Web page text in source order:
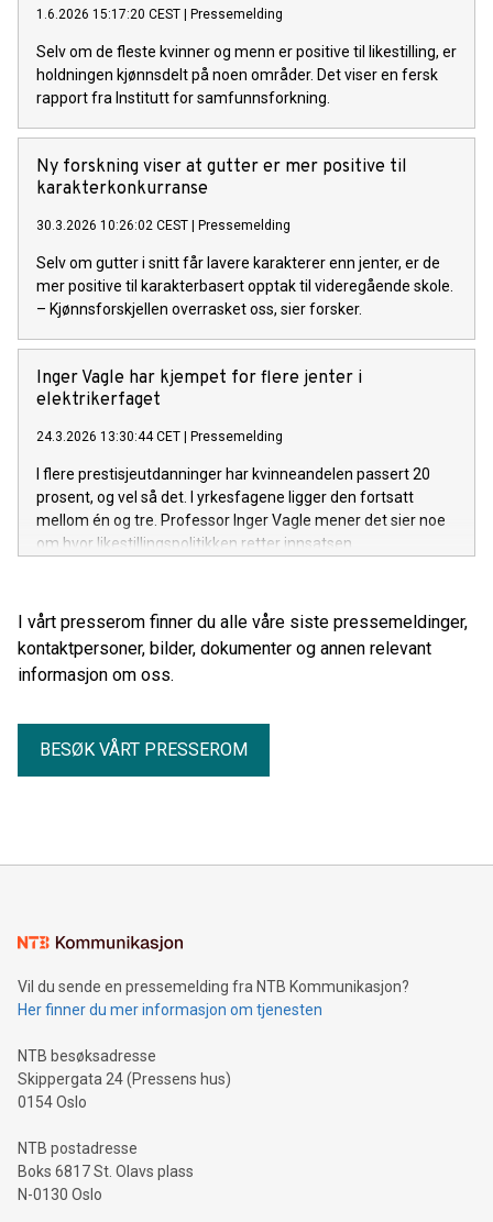
1.6.2026 15:17:20 CEST | Pressemelding
Selv om de fleste kvinner og menn er positive til likestilling, er
holdningen kjønnsdelt på noen områder. Det viser en fersk
rapport fra Institutt for samfunnsforkning.
Ny forskning viser at gutter er mer positive til
karakterkonkurranse
30.3.2026 10:26:02 CEST | Pressemelding
Selv om gutter i snitt får lavere karakterer enn jenter, er de
mer positive til karakterbasert opptak til videregående skole.
– Kjønnsforskjellen overrasket oss, sier forsker.
Inger Vagle har kjempet for flere jenter i
elektrikerfaget
24.3.2026 13:30:44 CET | Pressemelding
I flere prestisjeutdanninger har kvinneandelen passert 20
prosent, og vel så det. I yrkesfagene ligger den fortsatt
mellom én og tre. Professor Inger Vagle mener det sier noe
om hvor likestillingspolitikken retter innsatsen.
I vårt presserom finner du alle våre siste pressemeldinger,
kontaktpersoner, bilder, dokumenter og annen relevant
informasjon om oss.
BESØK VÅRT PRESSEROM
Vil du sende en pressemelding fra NTB Kommunikasjon?
Her finner du mer informasjon om tjenesten
NTB besøksadresse
Skippergata 24 (Pressens hus)
0154 Oslo
NTB postadresse
Boks 6817 St. Olavs plass
N-0130 Oslo